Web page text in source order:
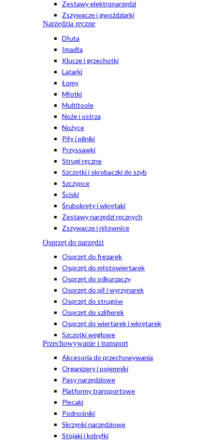
Zestawy elektronarzędzi
Zszywacze i gwoździarki
Narzędzia ręczne
Dłuta
Imadła
Klucze i grzechotki
Latarki
Łomy
Młotki
Multitoole
Noże i ostrza
Nożyce
Piły i pilniki
Przyssawki
Strugi ręczne
Szczotki i skrobaczki do szyb
Szczypce
Ściski
Śrubokręty i wkrętaki
Zestawy narzędzi ręcznych
Zszywacze i nitownice
Osprzęt do narzędzi
Osprzęt do frezarek
Osprzęt do młotowiertarek
Osprzęt do odkurzaczy
Osprzęt do pił i wyrzynarek
Osprzęt do strugów
Osprzęt do szlifierek
Osprzęt do wiertarek i wkrętarek
Szczotki węglowe
Przechowywanie i transport
Akcesoria do przechowywania
Organizery i pojemniki
Pasy narzędziowe
Platformy transportowe
Plecaki
Podnośniki
Skrzynki narzędziowe
Stojaki i kobyłki